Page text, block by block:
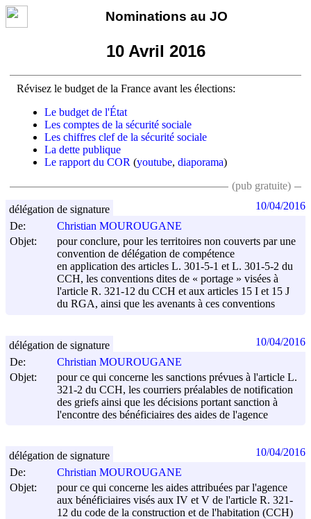
Nominations au JO
10 Avril 2016
Révisez le budget de la France avant les élections:
Le budget de l'État
Les comptes de la sécurité sociale
Les chiffres clef de la sécurité sociale
La dette publique
Le rapport du COR (youtube, diaporama)
(pub gratuite)
De:
Christian MOUROUGANE
Objet:
pour conclure, pour les territoires non couverts par une
convention de délégation de compétence
en application des articles L. 301-5-1 et L. 301-5-2 du
CCH, les conventions dites de « portage » visées à
l'article R. 321-12 du CCH et aux articles 15 I et 15 J
du RGA, ainsi que les avenants à ces conventions
délégation de signature 10/04/2016
De:
Christian MOUROUGANE
Objet:
pour ce qui concerne les sanctions prévues à l'article L.
321-2 du CCH, les courriers préalables de notification
des griefs ainsi que les décisions portant sanction à
l'encontre des bénéficiaires des aides de l'agence
délégation de signature 10/04/2016
De:
Christian MOUROUGANE
Objet:
pour ce qui concerne les aides attribuées par l'agence
aux bénéficiaires visés aux IV et V de l'article R. 321-
12 du code de la construction et de l'habitation (CCH)
délégation de signature 10/04/2016